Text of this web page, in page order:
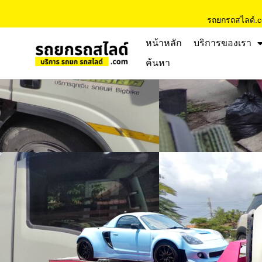
รถยกรถสไลด์
หน้าหลัก
บริการของเรา
ค้นหา